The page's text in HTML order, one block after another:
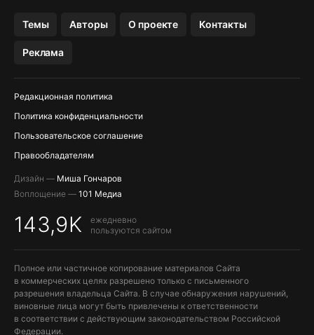
Темы Авторы О проекте Контакты
Реклама
Редакционная политика
Политика конфиденциальности
Пользовательское соглашение
Правообладателям
Дизайн — Миша Гончаров
Воплощение — 101 Медиа
143,9K
ежедневно
пользуются сайтом
Полное или частичное копирование материалов Сайта
в коммерческих целях разрешено только с письменного
разрешения владельца Сайта. В случае обнаружения нарушений,
виновные лица могут быть привлечены к ответственности
в соответствии с действующим законодательством Российской
Федерации.